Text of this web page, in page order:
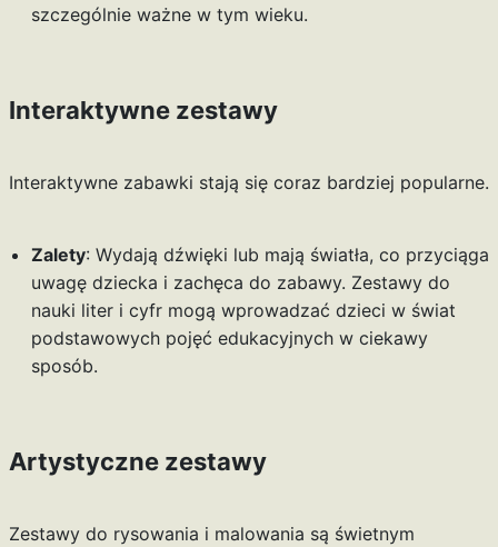
szczególnie ważne w tym wieku.
Interaktywne zestawy
Interaktywne zabawki stają się coraz bardziej popularne.
Zalety: Wydają dźwięki lub mają światła, co przyciąga
uwagę dziecka i zachęca do zabawy. Zestawy do
nauki liter i cyfr mogą wprowadzać dzieci w świat
podstawowych pojęć edukacyjnych w ciekawy
sposób.
Artystyczne zestawy
Zestawy do rysowania i malowania są świetnym